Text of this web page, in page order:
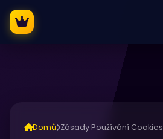
Domů Zásady Používání Cookies